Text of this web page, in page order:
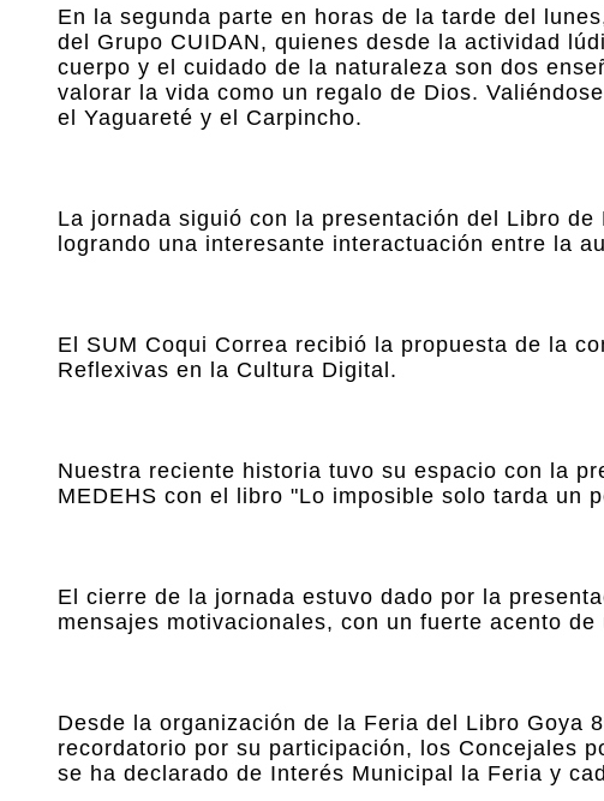
En la segunda parte en horas de la tarde del
del Grupo CUIDAN, quienes desde la actividad
cuerpo y el cuidado de la naturaleza son dos
valorar la vida como un regalo de Dios.
el Yaguareté y el Carpincho.
La jornada siguió con la presentación del Libro
logrando una interesante interactuación entre la
El SUM Coqui Correa recibió la propuesta de la
Reflexivas en la Cultura Digital.
Nuestra reciente historia tuvo su espacio con la
MEDEHS con el libro "Lo imposible solo tarda un
El cierre de la jornada estuvo dado por la
mensajes motivacionales, con un fuerte acento
Desde la organización de la Feria del Libro Goya
recordatorio por su participación, los Concejales
se ha declarado de Interés Municipal la Feria y